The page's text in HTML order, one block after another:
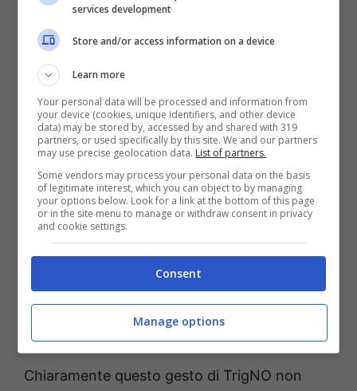
TrigNO (il cui vero nome è Pietro
Bagnadentro, arrivato al secondo posto e
vincitore della categoria canto) e della
ballerina Chiara Bacci. I due si sono mostrati
affiatati sia dentro che fuori dalla scuola ma
ora un gesto di lui preoccupa tutti. Infatti,
l’esperto di gossip Amedeo Venza nelle
scorse ore ha pubblicato un messaggio sul
secondo cui il ragazzo avrebbe iniziato a
seguire su Instagram e a mettere like alle foto
di una influencer (oldeavalliie).
Chiaramente questo gesto di TrigNO non
services development
Store and/or access information on a device
Learn more
Your personal data will be processed and information from
your device (cookies, unique identifiers, and other device
data) may be stored by, accessed by and shared with 319
partners, or used specifically by this site. We and our partners
may use precise geolocation data. List of partners.
Some vendors may process your personal data on the basis
of legitimate interest, which you can object to by managing
your options below. Look for a link at the bottom of this page
or in the site menu to manage or withdraw consent in privacy
and cookie settings.
Consent
Manage options